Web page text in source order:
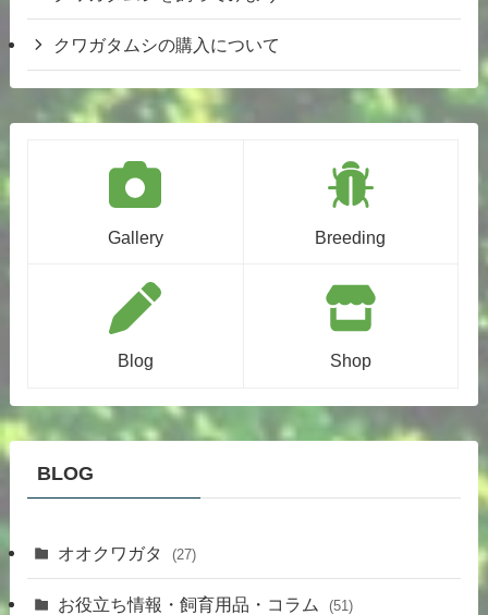
クワガタムシの購入について
Gallery Breeding
Blog Shop
BLOG
オオクワガタ (27)
お役立ち情報・飼育用品・コラム (51)